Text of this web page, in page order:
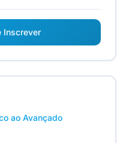
Inscrever
ao Avançado